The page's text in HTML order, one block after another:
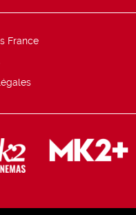
France